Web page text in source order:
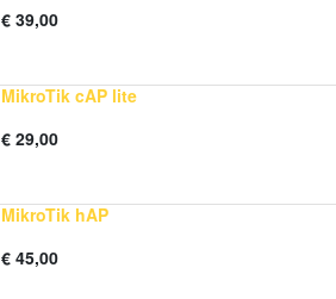
€ 39,00
MikroTik cAP lite
€ 29,00
MikroTik hAP
€ 45,00